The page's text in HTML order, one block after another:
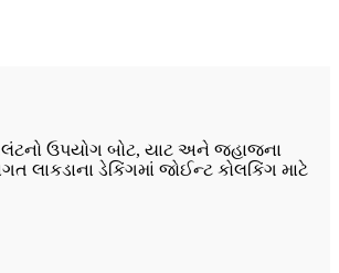
ઉપયોગ બોટ, યાટ અને જહાજના
લાકડાના ડેકિંગમાં જોઈન્ટ કોલકિંગ માટે